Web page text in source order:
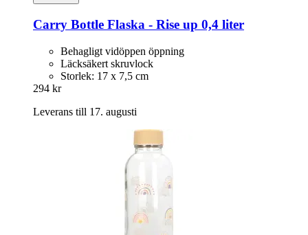
Carry Bottle Flaska -​ Rise up 0,4 liter
Behagligt vidöppen öppning
Läcksäkert skruvlock
Storlek: 17 x 7,5 cm
294 kr
Leverans till 17. augusti